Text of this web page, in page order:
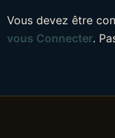
Vous devez être
vous Connecter.